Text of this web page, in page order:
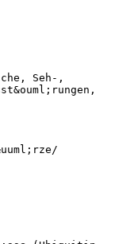
Seh-,